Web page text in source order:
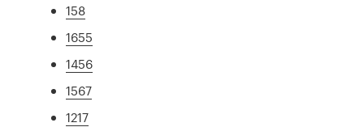
158
1655
1456
1567
1217